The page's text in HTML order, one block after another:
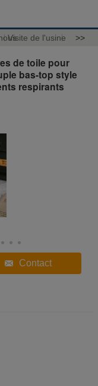
Visite de l'usine >>
de toile pour
bas-top style
respirants
Contact